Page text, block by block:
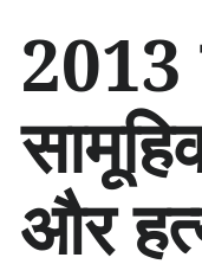
म
ग्री
प
जा
2013
और